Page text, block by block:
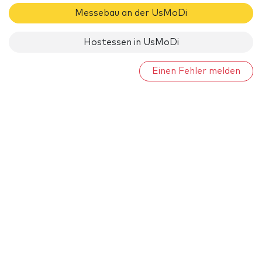
Messebau an der UsMoDi
Hostessen in UsMoDi
Einen Fehler melden